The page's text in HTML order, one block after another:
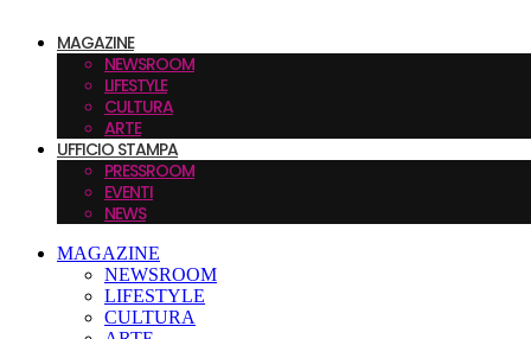
MAGAZINE
NEWSROOM
LIFESTYLE
CULTURA
ARTE
UFFICIO STAMPA
PRESSROOM
EVENTI
NEWS
MAGAZINE
NEWSROOM
LIFESTYLE
CULTURA